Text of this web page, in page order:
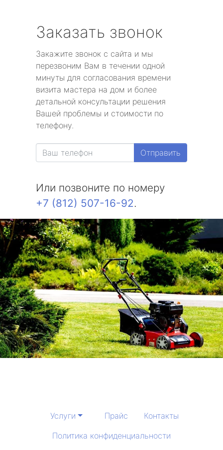
Заказать звонок
Закажите звонок с сайта и мы
перезвоним Вам в течении одной
минуты для согласования времени
визита мастера на дом и более
детальной консультации решения
Вашей проблемы и стоимости по
телефону.
Отправить
Или позвоните по номеру
+7 (812) 507-16-92.
Услуги Прайс
Контакты
Политика конфиденциальности